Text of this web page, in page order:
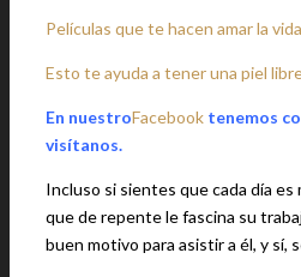
Películas que te hacen amar la vida
Esto te ayuda a tener una piel
En nuestroFacebook tenemos
visítanos.
Incluso si sientes que cada día
que de repente le fascina su
buen motivo para asistir a él, y sí,